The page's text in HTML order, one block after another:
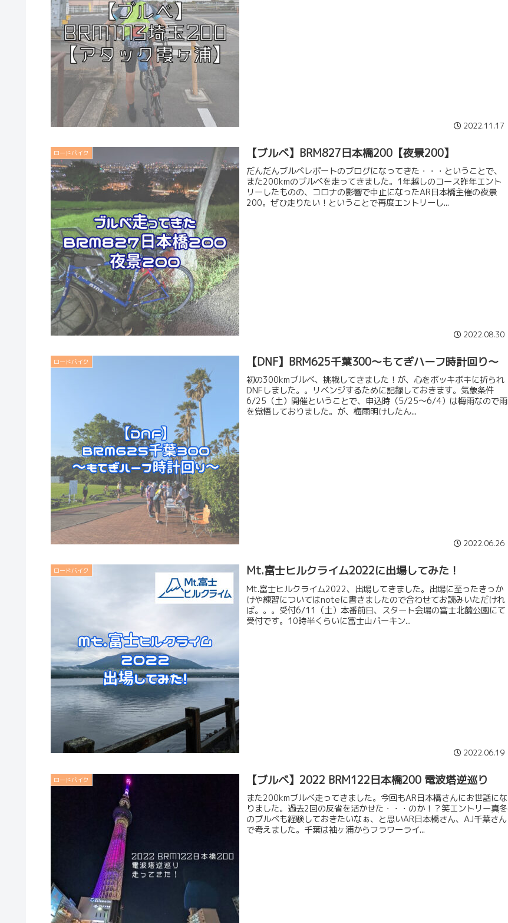
2022.11.17
ロードバイク 【ブルベ】BRM827日本橋200【夜景200】
だんだんブルベレポートのブログになってきた・・・ということで、
また200kmのブルベを走ってきました。1年越しのコース昨年エント
リーしたものの、コロナの影響で中止になったAR日本橋主催の夜景
200。ぜひ走りたい！ということで再度エントリーし...
2022.08.30
ロードバイク 【DNF】BRM625千葉300～もてぎハーフ時計回り～
初の300kmブルベ、挑戦してきました！が、心をボッキボキに折られ
DNFしました。。リベンジするために記録しておきます。気象条件
6/25（土）開催ということで、申込時（5/25～6/4）は梅雨なので雨
を覚悟しておりました。が、梅雨明けしたん...
2022.06.26
ロードバイク Mt.富士ヒルクライム2022に出場してみた！
Mt.富士ヒルクライム2022、出場してきました。出場に至ったきっか
けや練習についてはnoteに書きましたので合わせてお読みいただけれ
ば。。。受付6/11（土）本番前日、スタート会場の富士北麓公園にて
受付です。10時半くらいに富士山パーキン...
2022.06.19
ロードバイク 【ブルベ】2022 BRM122日本橋200 電波塔逆巡り
また200kmブルベ走ってきました。今回もAR日本橋さんにお世話にな
りました。過去2回の反省を活かせた・・・のか！？笑エントリー真冬
のブルベも経験しておきたいなぁ、と思いAR日本橋さん、AJ千葉さん
で考えました。千葉は袖ヶ浦からフラワーライ...